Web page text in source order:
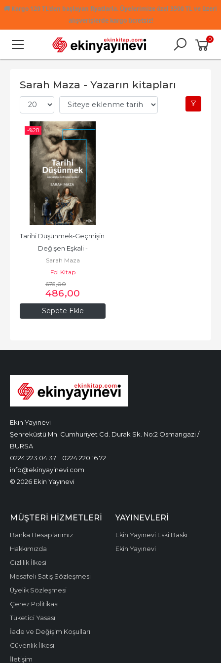
🚚 Kargo 120 TL'den başlayan fiyatlarla. Üyelerimize özel 3500 TL ve üzeri
alışverişlerde kargo ücretsiz!
0
Sarah Maza - Yazarın kitapları
-%28
Sepete Ekle
Tarihi Düşünmek-Geçmişin
Değişen Eşkali -
Sarah Maza
Fol Kitap
675,00
486,00
Ekin Yayınevi
Şehreküstü Mh. Cumhuriyet Cd. Durak Sk. No:2 Osmangazi /
BURSA
0224 223 04 37
0224 220 16 72
info@ekinyayinevi.com
© 2026 Ekin Yayınevi
MÜŞTERI HIZMETLERI
Banka Hesaplarımız
Hakkımızda
Gizlilik İlkesi
Mesafeli Satış Sözleşmesi
Üyelik Sözleşmesi
Çerez Politikası
Tüketici Yasası
İade ve Değişim Koşulları
Güvenlik İlkesi
İletişim
YAYINEVLERI
Ekin Yayınevi Eski Baskı
Ekin Yayınevi